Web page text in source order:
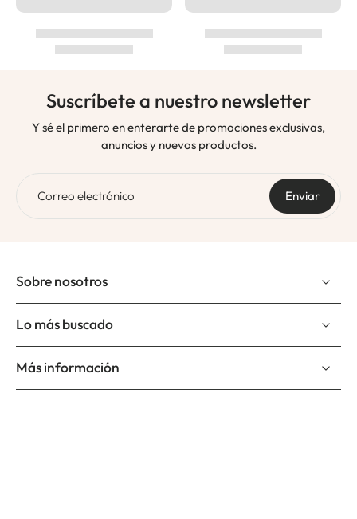
Suscríbete a nuestro newsletter
Y sé el primero en enterarte de promociones exclusivas,
anuncios y nuevos productos.
Correo electrónico Enviar
Sobre nosotros
Lo más buscado
Más información